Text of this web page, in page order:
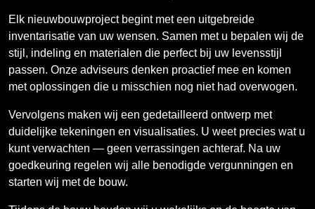
Elk nieuwbouwproject begint met een uitgebreide
inventarisatie van uw wensen. Samen met u bepalen wij de
stijl, indeling en materialen die perfect bij uw levensstijl
passen. Onze adviseurs denken proactief mee en komen
met oplossingen die u misschien nog niet had overwogen.
Vervolgens maken wij een gedetailleerd ontwerp met
duidelijke tekeningen en visualisaties. U weet precies wat u
kunt verwachten — geen verrassingen achteraf. Na uw
goedkeuring regelen wij alle benodigde vergunningen en
starten wij met de bouw.